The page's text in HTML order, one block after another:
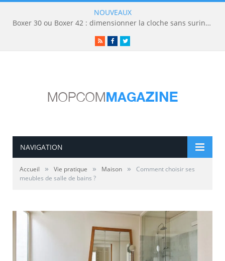
NOUVEAUX
Boxer 30 ou Boxer 42 : dimensionner la cloche sans surinvestir
RSSFacebookTwitter
NAVIGATION
Accueil » Vie pratique » Maison »
Comment choisir ses
meubles de salle de bains ?